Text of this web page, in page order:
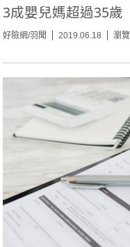
3成嬰兒媽超過35
好險網/羽聞 2019.06.18 瀏